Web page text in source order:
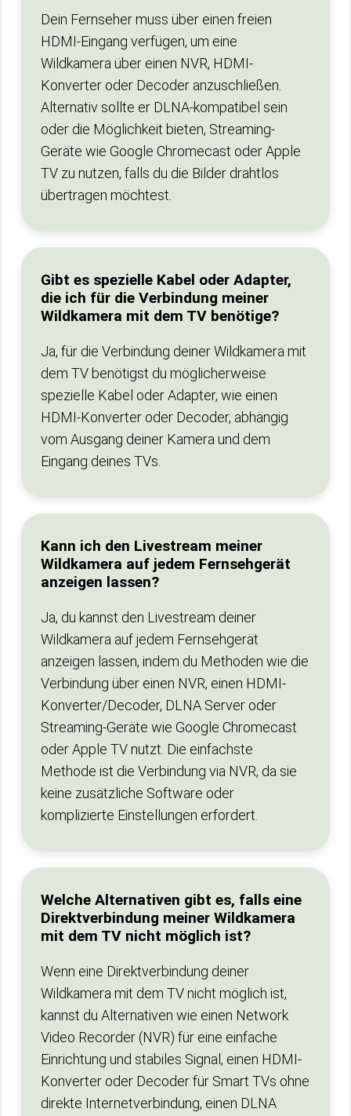
Dein Fernseher muss über einen freien
HDMI-Eingang verfügen, um eine
Wildkamera über einen NVR, HDMI-
Konverter oder Decoder anzuschließen.
Alternativ sollte er DLNA-kompatibel sein
oder die Möglichkeit bieten, Streaming-
Geräte wie Google Chromecast oder Apple
TV zu nutzen, falls du die Bilder drahtlos
übertragen möchtest.
Gibt es spezielle Kabel oder Adapter,
die ich für die Verbindung meiner
Wildkamera mit dem TV benötige?
Ja, für die Verbindung deiner Wildkamera mit
dem TV benötigst du möglicherweise
spezielle Kabel oder Adapter, wie einen
HDMI-Konverter oder Decoder, abhängig
vom Ausgang deiner Kamera und dem
Eingang deines TVs.
Kann ich den Livestream meiner
Wildkamera auf jedem Fernsehgerät
anzeigen lassen?
Ja, du kannst den Livestream deiner
Wildkamera auf jedem Fernsehgerät
anzeigen lassen, indem du Methoden wie die
Verbindung über einen NVR, einen HDMI-
Konverter/Decoder, DLNA Server oder
Streaming-Geräte wie Google Chromecast
oder Apple TV nutzt. Die einfachste
Methode ist die Verbindung via NVR, da sie
keine zusätzliche Software oder
komplizierte Einstellungen erfordert.
Welche Alternativen gibt es, falls eine
Direktverbindung meiner Wildkamera
mit dem TV nicht möglich ist?
Wenn eine Direktverbindung deiner
Wildkamera mit dem TV nicht möglich ist,
kannst du Alternativen wie einen Network
Video Recorder (NVR) für eine einfache
Einrichtung und stabiles Signal, einen HDMI-
Konverter oder Decoder für Smart TVs ohne
direkte Internetverbindung, einen DLNA